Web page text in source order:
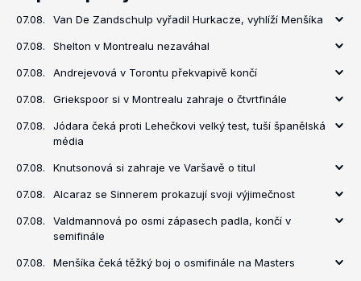
07.08. Van De Zandschulp vyřadil Hurkacze, vyhlíží Menšíka
07.08. Shelton v Montrealu nezaváhal
07.08. Andrejevová v Torontu překvapivě končí
07.08. Griekspoor si v Montrealu zahraje o čtvrtfinále
07.08.
Jódara čeká proti Lehečkovi velký test, tuší španělská
média
07.08. Knutsonová si zahraje ve Varšavě o titul
07.08. Alcaraz se Sinnerem prokazují svoji výjimečnost
07.08.
Valdmannová po osmi zápasech padla, končí v
semifinále
07.08. Menšíka čeká těžký boj o osmifinále na Masters